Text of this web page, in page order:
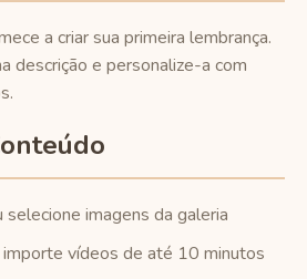
a criar sua primeira lembrança.
descrição e personalize-a com
selecione imagens da galeria
importe vídeos de até 10 minutos